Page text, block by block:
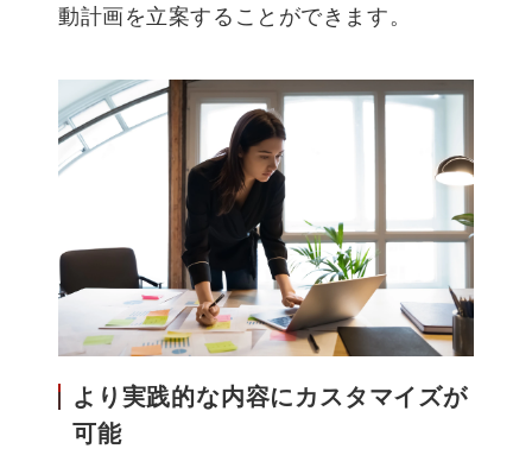
動計画を立案することができます。
より実践的な内容にカスタマイズが
可能